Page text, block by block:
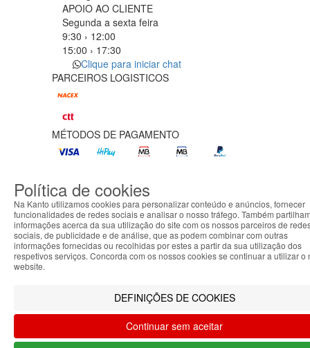
APOIO AO CLIENTE
Segunda a sexta feira
9:30 › 12:00
15:00 › 17:30
Clique para iniciar chat
PARCEIROS LOGISTICOS
MÉTODOS DE PAGAMENTO
Filtrar por
Limpar filtros
Filtrar
Filtrar por
Limpar filtros
Filtrar
ABOUT THE COOKIES
Kanto handles information about your visit using cookies that
via social networks and offer advertising tailored to your
interests. By continuing to browse our site, you accept the
use of these cookies. For more information, see our Privacy
and Cookie Policy. You can configure your preferences in
Política de cookies
Na Kanto utilizamos cookies para personalizar conteúdo e anúncios, fornecer
funcionalidades de redes sociais e analisar o nosso tráfego. Também
informações acerca da sua utilização do site com os nossos parceiros de
sociais, de publicidade e de análise, que as podem combinar com outras
informações fornecidas ou recolhidas por estes a partir da sua utilização dos
respetivos serviços. Concorda com os nossos cookies se continuar a utilizar o
website.
DEFINIÇÕES DE COOKIES
Continuar sem aceitar